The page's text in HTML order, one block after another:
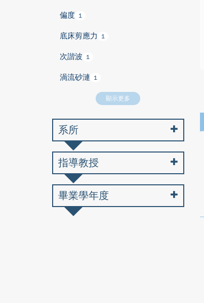
偏度 1
底床剪應力 1
次諧波 1
渦流砂漣 1
顯示更多
系所
指導教授
畢業學年度